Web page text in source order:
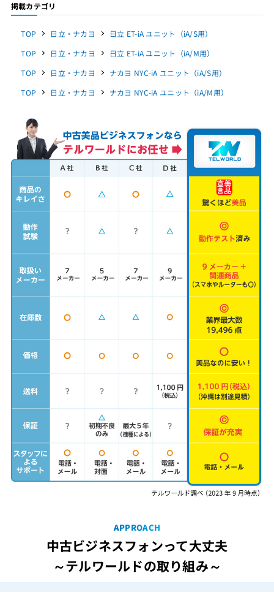
掲載カテゴリ
TOP 日立・ナカヨ
日立 ET-iA ユニット（iA/S用）
TOP
日立・ナカヨ
日立 ET-iA ユニット（iA/M用）
TOP
日立・ナカヨ
ナカヨ NYC-iA ユニット（iA/S用）
TOP
日立・ナカヨ ナカヨ NYC-iA ユニット（iA/M用）
APPROACH
中古ビジネスフォンって大丈夫
～テルワールドの取り組み～